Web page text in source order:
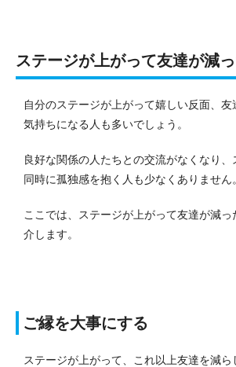
ステージが上がって友達が減
自分のステージが上がって嬉しい反面、
気持ちになる人も多いでしょう。
良好な関係の人たちとの交流がなくなり、
同時に孤独感を抱く人も少なくありません。
ここでは、ステージが上がって友達が減っ
介します。
ご縁を大事にする
ステージが上がって、これ以上友達を減ら